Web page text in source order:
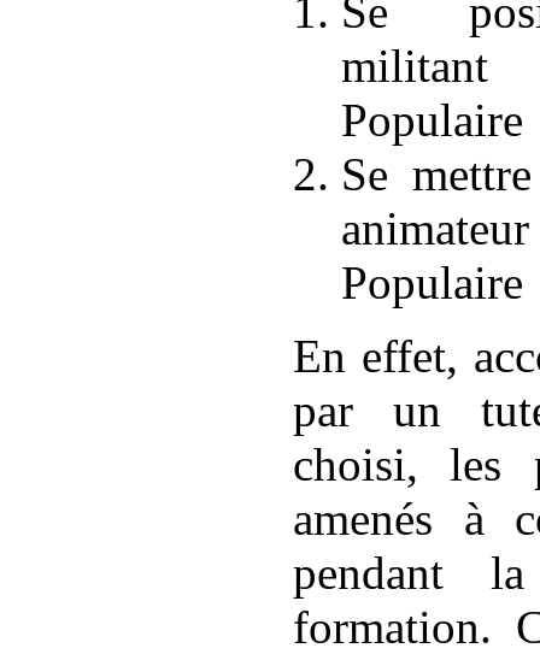
Se
militant
Populaire
Se
Populaire
En effet,
par un
choisi, les
amenés à
pendant
formation.